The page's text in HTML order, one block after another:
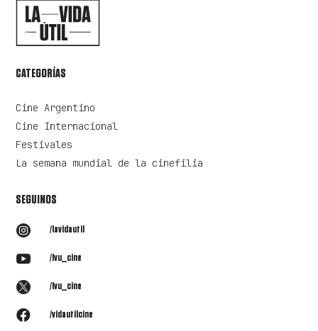
CATEGORÍAS
Cine Argentino
Cine Internacional
Festivales
La semana mundial de la cinefilia
SEGUINOS
 /lavidautil
 /lvu_cine
 /lvu_cine
 /vidautilcine